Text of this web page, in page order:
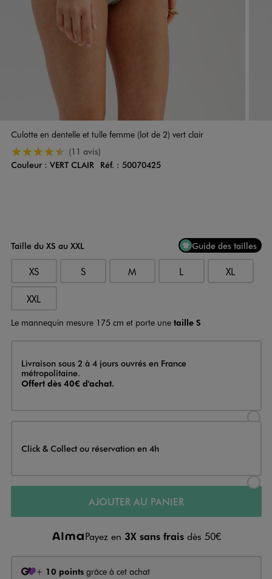
Culotte en dentelle et tulle femme (lot de 2) vert clair
4.5/5 de moyenne
(11 avis)
Couleur
Couleur : VERT CLAIR Réf. : 50070425
Taille du XS au XXL Guide des tailles
XS S M L XL
XXL
Le mannequin mesure 175 cm et porte une taille S
Livraison
Livraison sous 2 à 4 jours ouvrés en France
métropolitaine.
Offert dès 40€ d'achat.
Click & Collect ou réservation en 4h
AJOUTER AU PANIER
Payez en 3X sans frais dès 50€
+ 10 points grâce à cet achat